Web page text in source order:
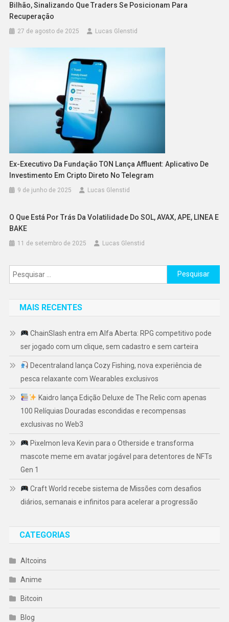
Bilhão, Sinalizando Que Traders Se Posicionam Para
Recuperação
27 de agosto de 2025 Lucas Glenstid
Ex-Executivo Da Fundação TON Lança Affluent: Aplicativo De
Investimento Em Cripto Direto No Telegram
9 de junho de 2025 Lucas Glenstid
O Que Está Por Trás Da Volatilidade Do SOL, AVAX, APE, LINEA E
BAKE
11 de setembro de 2025 Lucas Glenstid
Pesquisar
por:
MAIS RECENTES
ChainSlash entra em Alfa Aberta: RPG competitivo pode
ser jogado com um clique, sem cadastro e sem carteira
Decentraland lança Cozy Fishing, nova experiência de
pesca relaxante com Wearables exclusivos
Kaidro lança Edição Deluxe de The Relic com apenas
100 Relíquias Douradas escondidas e recompensas
exclusivas no Web3
Pixelmon leva Kevin para o Otherside e transforma
mascote meme em avatar jogável para detentores de NFTs
Gen 1
Craft World recebe sistema de Missões com desafios
diários, semanais e infinitos para acelerar a progressão
CATEGORIAS
Altcoins
Anime
Bitcoin
Blog